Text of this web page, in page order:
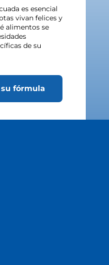
es esencial
vivan felices y
alimentos se
de su
fórmula